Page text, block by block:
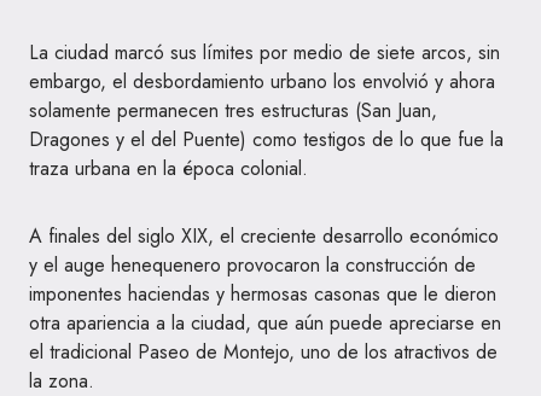
La ciudad marcó sus límites por medio de siete arcos, sin
embargo, el desbordamiento urbano los envolvió y ahora
solamente permanecen tres estructuras (San Juan,
Dragones y el del Puente) como testigos de lo que fue la
traza urbana en la época colonial.
A finales del siglo XIX, el creciente desarrollo económico
y el auge henequenero provocaron la construcción de
imponentes haciendas y hermosas casonas que le dieron
otra apariencia a la ciudad, que aún puede apreciarse en
el tradicional Paseo de Montejo, uno de los atractivos de
la zona.